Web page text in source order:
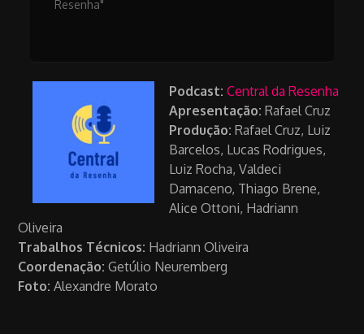
Resenha"
Podcast: Central da Resenha
Apresentação: Rafael Cruz
Produção: Rafael Cruz, Luiz
Barcelos, Lucas Rodrigues,
Luiz Rocha, Valdeci
Damaceno, Thiago Brene,
Alice Ottoni, Hadriann
Oliveira
Trabalhos Técnicos: Hadriann Oliveira
Coordenação: Getúlio Neuremberg
Foto: Alexandre Morato